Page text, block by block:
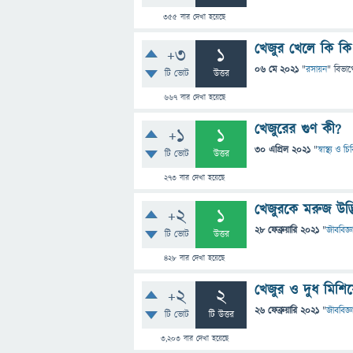
355 বার দেখা হয়েছে
+3
টি ভোট
1
উত্তর
667বার দেখা হয়েছে
খেজুর খেলে কি
06 মে 2021 "রসায়ন"
+1
টি ভোট
1
উত্তর
273 বার দেখা হয়েছে
খেজুরের গুণ কী?
30 এপ্রিল 2021 "স্বাস্থ্য ও
+2
টি ভোট
1
উত্তর
428 বার দেখা হয়েছে
খেজুরকে মরুজ
28 ফেব্রুয়ারি 2021 "
+2
টি ভোট
2
টি উত্তর
3,203বার দেখা হয়েছে
খেজুর ও দুধ
26 ফেব্রুয়ারি 2021 "